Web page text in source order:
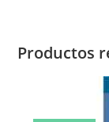
Productos